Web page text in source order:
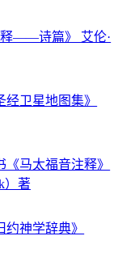
释——诗篇》 艾伦·
卫星地图集》
马太福音注释》
）著
神学辞典》